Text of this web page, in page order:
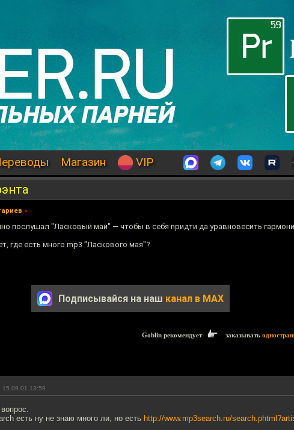
Магазин VIP
»
послушал "Ласковый май" — чтобы в себя придти да уравновесить
где есть много mp3 "Ласкового мая"?
Подписывайся на наш канал в MAX
Goblin рекомендует заказывать
15.09.01 13:59
есть ну не знаю много ли, но есть http://www.mp3search.ru/